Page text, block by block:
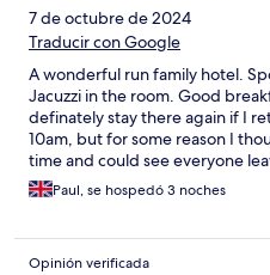
7 de octubre de 2024
Traducir con Google
A wonderful run family hotel.
Jacuzzi in the room. Good
definately stay there again if I
10am, but for some reason I
time and could see everyone
11am. No problem they said. I
Super place. Comfy bed too.
Paul, se hospedó 3 noches
Opinión verificada